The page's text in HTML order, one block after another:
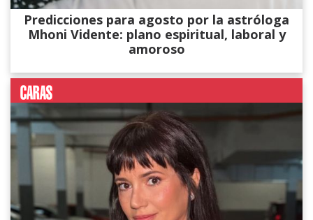
Predicciones para agosto por la astróloga
Mhoni Vidente: plano espiritual, laboral y
amoroso